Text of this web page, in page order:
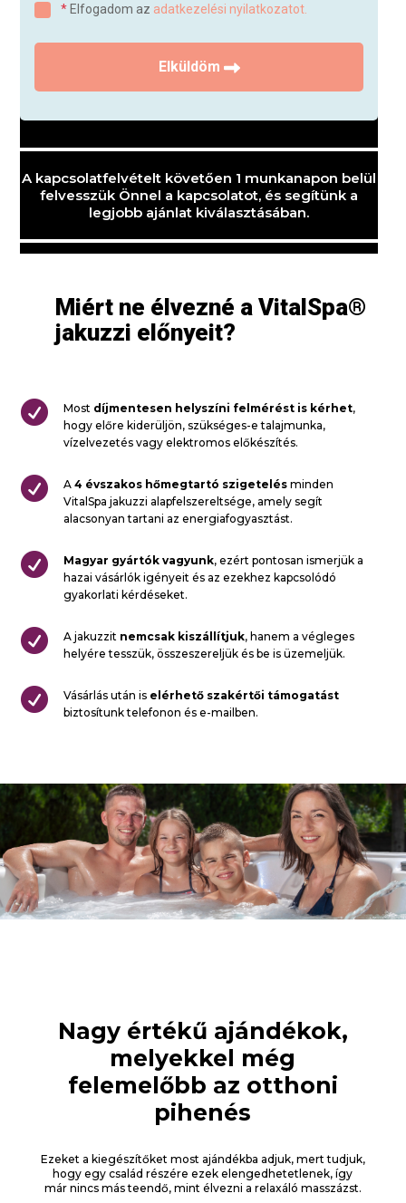
A kapcsolatfelvételt követően 1 munkanapon belül
felvesszük Önnel a kapcsolatot, és segítünk a
legjobb ajánlat kiválasztásában.
Miért ne élvezné a VitalSpa®
jakuzzi előnyeit?
 Most díjmentesen helyszíni felmérést is kérhet,
hogy előre kiderüljön, szükséges-e talajmunka,
vízelvezetés vagy elektromos előkészítés.
 A 4 évszakos hőmegtartó szigetelésminden
VitalSpa jakuzzi alapfelszereltsége, amely segít
alacsonyan tartani az energiafogyasztást.
 Magyar gyártók vagyunk, ezért pontosan ismerjük a
hazai vásárlók igényeit és az ezekhez kapcsolódó
gyakorlati kérdéseket.
 A jakuzzit nemcsak kiszállítjuk, hanem a végleges
helyére tesszük, összeszereljük és be is üzemeljük.
 Vásárlás után is elérhető szakértői támogatást
biztosítunk telefonon és e-mailben.
Nagy értékű ajándékok,
melyekkel még
felemelőbb az otthoni
pihenés
Ezeket a kiegészítőket most ajándékba adjuk, mert tudjuk,
hogy egy család részére ezek elengedhetetlenek, így
már nincs más teendő, mint élvezni a relaxáló masszázst.